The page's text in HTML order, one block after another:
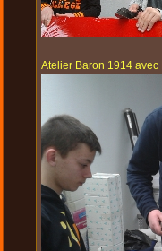
Atelier Baron 1914 avec